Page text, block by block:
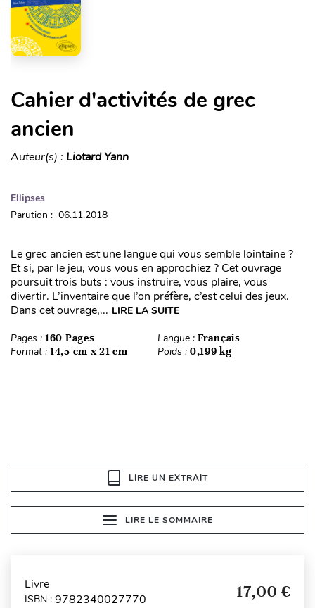
Cahier d'activités de grec
ancien
Auteur(s) : Liotard Yann
Ellipses
Parution : 06.11.2018
Le grec ancien est une langue qui vous semble lointaine ?
Et si, par le jeu, vous vous en approchiez ? Cet ouvrage
poursuit trois buts : vous instruire, vous plaire, vous
divertir. L’inventaire que l’on préfère, c’est celui des jeux.
Dans cet ouvrage,... LIRE LA SUITE
Pages : 160 Pages Langue : Français
Format : 14,5 cm x 21 cm Poids : 0,199 kg
LIRE UN EXTRAIT
LIRE LE SOMMAIRE
Livre
ISBN : 9782340027770 17,00 €